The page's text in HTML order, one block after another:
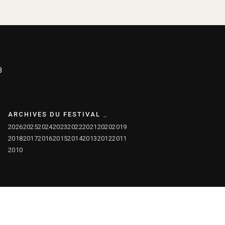
ARCHIVES DU FESTIVAL
202620252024202320222021 20202019
20182017201620152014201320122011
2010